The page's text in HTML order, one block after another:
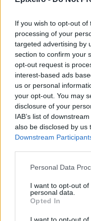
If you wish to opt-out
processing of your
targeted advertising by
section to confirm your
opt-out request is
interest-based ads
us or personal
your opt-out. You may
disclosure of your
IAB’s list of
also be disclosed by us
Downstream
Personal Data
I want to opt-out
personal data.
Opted In
σε
Η πλειοψηφία
εργασία εξ
σημαντικές
καλλιέργειας
στη
ανθρώπινου
Το 87%
εργαζόμενους
κατά τη
επηρεάστηκε
τα δύο τρίτα
απάντησή
Το 87%